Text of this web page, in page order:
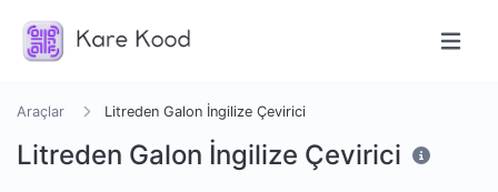
Araçlar Litreden Galon İngilize Çevirici
Litreden Galon İngilize Çevirici